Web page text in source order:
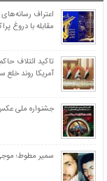
تحقیر جولانی توسط وزیر
اعتراف رسانه‌های خارجی
دروغ پراکنی‌های دشمنان است
جزئیات بند ج ماده ۳۱ برنامه هفتم توسعه در مورد ایثارگران
رژیم اشغالگر “نمی‌تواند”
هلاکت ۴ نظامی اسرائیلی ۱۱ مجروح در نبرد با رزمندگان حزب‌الله در جنوب لبنان + عکس
«قيس بن مسهر صيداوي»
بعد از شنیدن خبر شهادت
«نعیم بن عجلان انصاری
اعتراف
مقابله با دروغ
تاکید ائتلاف
آمریکا روند
جشنواره ملی
سمیر مطوط؛